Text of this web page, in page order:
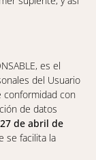
es el
del Usuario
con
de datos
de abril de
se facilita la